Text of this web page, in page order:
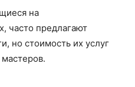
на
часто предлагают
но стоимость их услуг